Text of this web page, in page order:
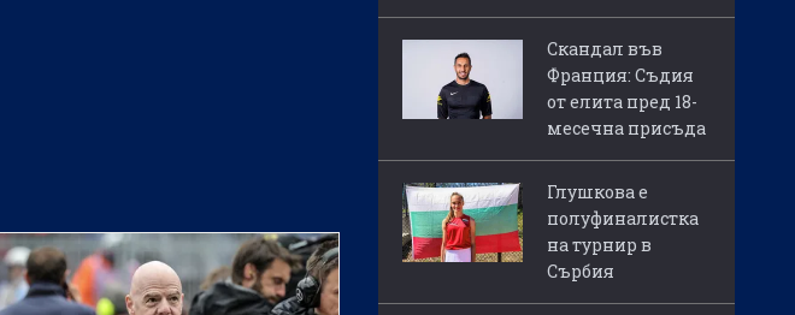
Скандал във
Франция: Съдия
от елита пред 18-
месечна присъда
Глушкова е
полуфиналистка
на турнир в
Сърбия